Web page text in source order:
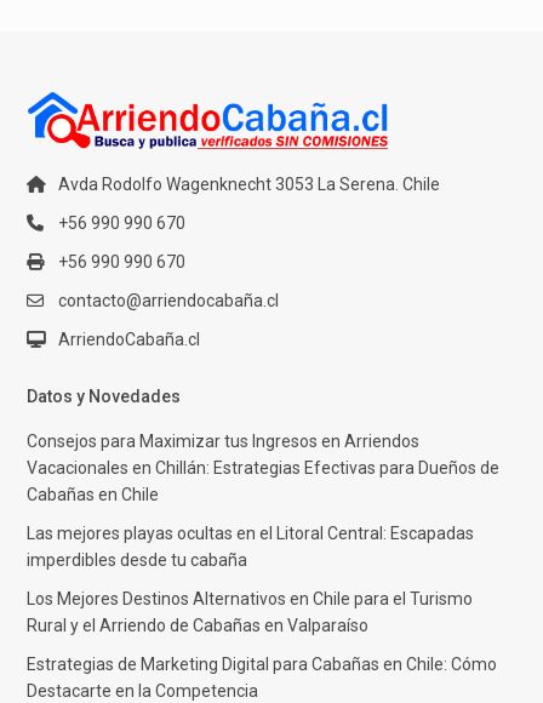
Avda Rodolfo Wagenknecht 3053 La Serena. Chile
+56 990 990 670
+56 990 990 670
contacto@arriendocabaña.cl
ArriendoCabaña.cl
Datos y Novedades
Consejos para Maximizar tus Ingresos en Arriendos
Vacacionales en Chillán: Estrategias Efectivas para Dueños de
Cabañas en Chile
Las mejores playas ocultas en el Litoral Central: Escapadas
imperdibles desde tu cabaña
Los Mejores Destinos Alternativos en Chile para el Turismo
Rural y el Arriendo de Cabañas en Valparaíso
Estrategias de Marketing Digital para Cabañas en Chile: Cómo
Destacarte en la Competencia